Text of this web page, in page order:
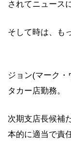
されてニュース
そして時は、も
ジョン(マーク
タカー店勤務。
次期支店長候補
本的に適当で責